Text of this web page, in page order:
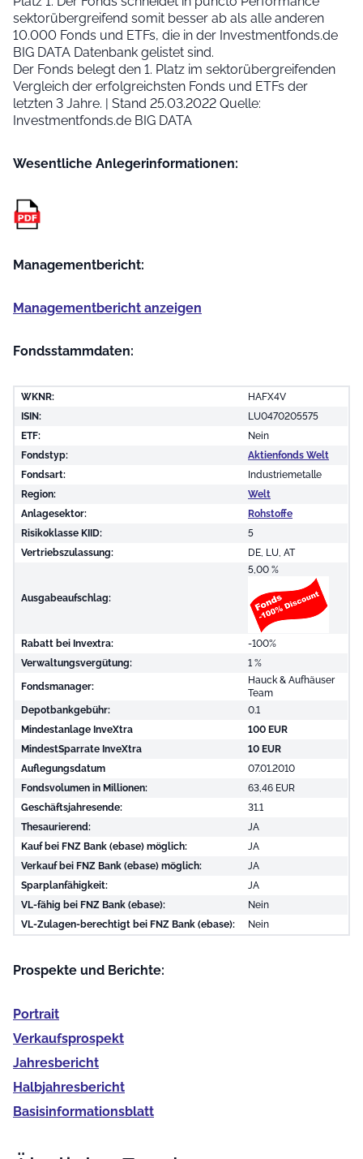
sektorübergreifend somit besser ab als alle anderen
10.000 Fonds und ETFs, die in der Investmentfonds.de
BIG DATA Datenbank gelistet sind.
Der Fonds belegt den 1. Platz im sektorübergreifenden
Vergleich der erfolgreichsten Fonds und ETFs der
letzten 3 Jahre. | Stand 25.03.2022 Quelle:
Investmentfonds.de BIG DATA
Wesentliche Anleger­informationen:
Managementbericht:
Managementbericht anzeigen
Fondsstammdaten:
WKNR:
HAFX4V
ISIN:
LU0470205575
ETF:
Nein
Fondstyp:
Aktienfonds Welt
Fondsart:
Industriemetalle
Region:
Welt
Anlagesektor:
Rohstoffe
Risikoklasse KIID:
5
Vertriebszulassung:
DE, LU, AT
Ausgabeaufschlag:
5,00 %
Rabatt bei Invextra:
-100%
Verwaltungsvergütung:
1 %
Fondsmanager:
Hauck & Aufhäuser
Team
Depotbankgebühr:
0.1
Mindestanlage InveXtra
100 EUR
MindestSparrate InveXtra
10 EUR
Auflegungsdatum
07.01.2010
Fondsvolumen in Millionen:
63,46 EUR
Geschäftsjahresende:
31.1
Thesaurierend:
JA
Kauf bei FNZ Bank (ebase) möglich:
JA
Verkauf bei FNZ Bank (ebase) möglich:
JA
Sparplanfähigkeit:
JA
VL-fähig bei FNZ Bank (ebase):
Nein
VL-Zulagen-berechtigt bei FNZ Bank (ebase):
Nein
Prospekte und Berichte:
Portrait
Verkaufs­prospekt
Jahres­bericht
Halb­jahres­bericht
Basis­informationsblatt